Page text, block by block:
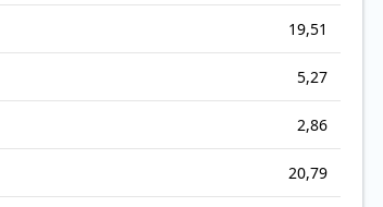
19,51
5,27
2,86
20,79